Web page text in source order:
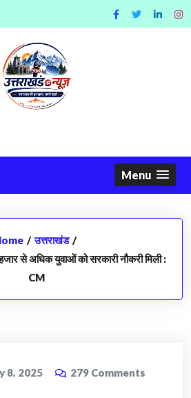
Menu
/ उत्तराखंड /
से अधिक युवाओं को सरकारी नौकरी मिली :
CM
8, 2025 279 Comments